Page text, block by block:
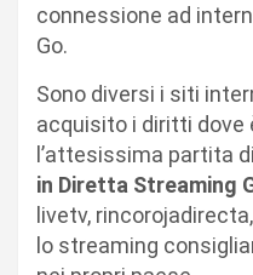
connessione ad
Go.
Sono diversi i siti
acquisito i diritti dove
l’attesissima partita
in Diretta Streaming
livetv,
lo streaming